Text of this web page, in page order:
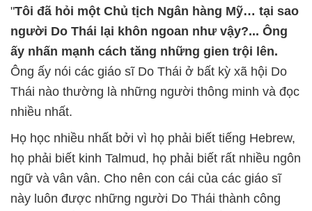
"Tôi đã hỏi một Chủ tịch Ngân hàng Mỹ… tại sao
người Do Thái lại khôn ngoan như vậy?... Ông
ấy nhấn mạnh cách tăng những gien trội lên.
Ông ấy nói các giáo sĩ Do Thái ở bất kỳ xã hội Do
Thái nào thường là những người thông minh và đọc
nhiều nhất.
Họ học nhiều nhất bởi vì họ phải biết tiếng Hebrew,
họ phải biết kinh Talmud, họ phải biết rất nhiều ngôn
ngữ và vân vân. Cho nên con cái của các giáo sĩ
này luôn được những người Do Thái thành công